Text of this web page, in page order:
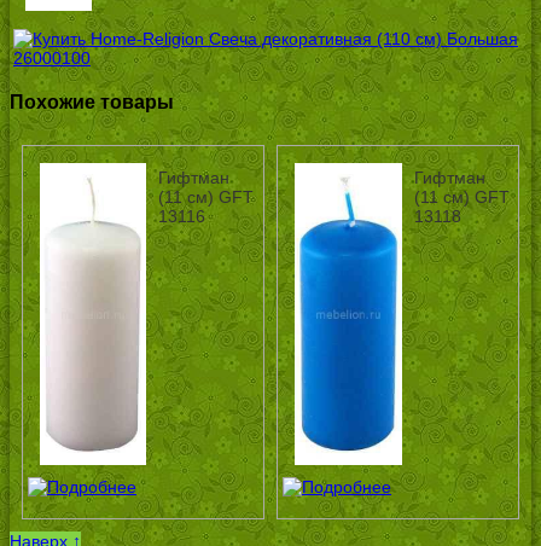
Похожие товары
Гифтман
(11 см) GFT
13116
Гифтман
(11 см) GFT
13118
Наверх ↑